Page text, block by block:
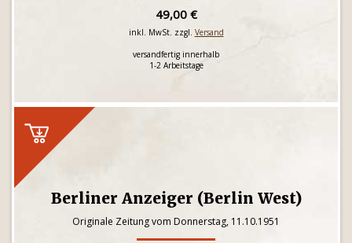
49,00 €
inkl. MwSt. zzgl. Versand
versandfertig innerhalb
1-2 Arbeitstage
Berliner Anzeiger (Berlin West)
Originale Zeitung vom Donnerstag, 11.10.1951